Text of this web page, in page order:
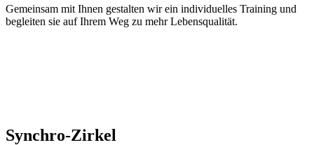
Gemeinsam mit Ihnen gestalten wir ein individuelles Training und
begleiten sie auf Ihrem Weg zu mehr Lebensqualität.
Synchro-Zirkel